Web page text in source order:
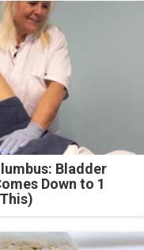
Bladder
Down to 1